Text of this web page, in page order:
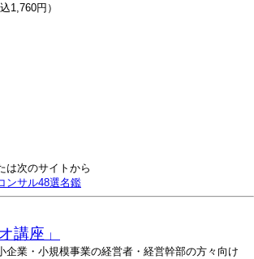
1,760円）
は次のサイトから
ンサル48選名鑑
講座」
企業・小規模事業の経営者・経営幹部の方々向け